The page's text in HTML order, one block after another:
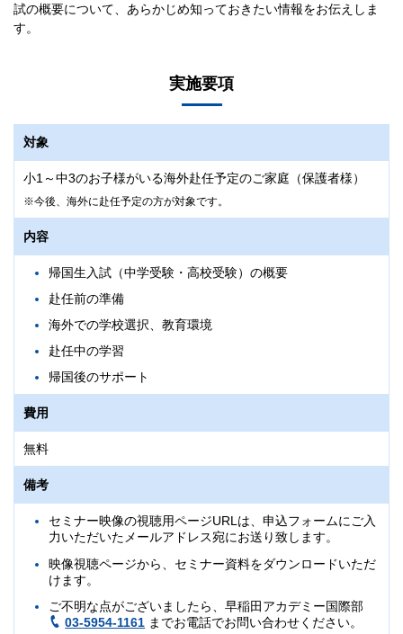
試の概要について、あらかじめ知っておきたい情報をお伝えしま
す。
実施要項
対象
小1～中3のお子様がいる海外赴任予定のご家庭（保護者様）
今後、海外に赴任予定の方が対象です。
内容
帰国生入試（中学受験・高校受験）の概要
赴任前の準備
海外での学校選択、教育環境
赴任中の学習
帰国後のサポート
費用
無料
備考
セミナー映像の視聴用ページURLは、申込フォームにご入
力いただいたメールアドレス宛にお送り致します。
映像視聴ページから、セミナー資料をダウンロードいただ
けます。
ご不明な点がございましたら、早稲田アカデミー国際部
03-5954-1161 までお電話でお問い合わせください。